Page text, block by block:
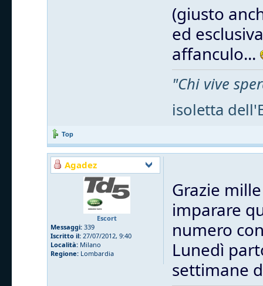
(giusto
ed
affanculo...
"Chi vive
isoletta
Top
Agadez
Escort
Messaggi: 339
Iscritto il: 27/07/2012, 9:40
Località: Milano
Regione: Lombardia
Grazie
imparare
numero
Lunedì
settimane